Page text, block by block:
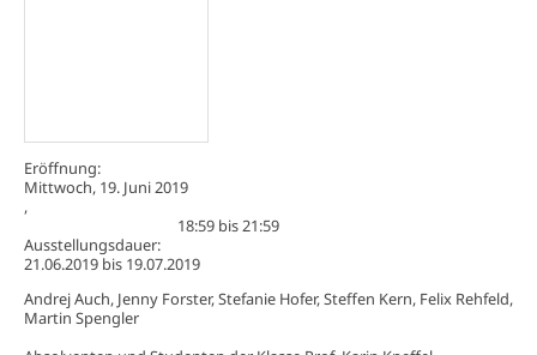
Eröffnung:
Mittwoch, 19. Juni 2019
,
18:59 bis21:59
Ausstellungsdauer:
21.06.2019 bis 19.07.2019
Andrej Auch, Jenny Forster, Stefanie Hofer, Steffen Kern, Felix Rehfeld,
Martin Spengler